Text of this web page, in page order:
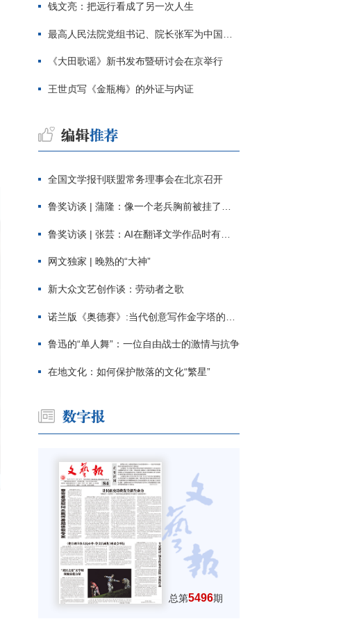
钱文亮：把远行看成了另一次人生
最高人民法院党组书记、院长张军为中国作协干部大讲堂授课
《大田歌谣》新书发布暨研讨会在京举行
王世贞写《金瓶梅》的外证与内证
全国文学报刊联盟常务理事会在北京召开
鲁奖访谈 | 蒲隆：像一个老兵胸前被挂了一枚“红色英勇勋章”
鲁奖访谈 | 张芸：AI在翻译文学作品时有明显局限
网文独家 | 晚熟的“大神”
新大众文艺创作谈：劳动者之歌
诺兰版《奥德赛》:当代创意写作金字塔的宏伟与平庸
鲁迅的“单人舞”：一位自由战士的激情与抗争
在地文化：如何保护散落的文化“繁星”
总第5496期